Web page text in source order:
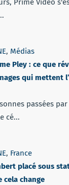
Prime Vidéo
, Médias
Pley : ce que
qui mettent
passées par
cé...
, France
placé sous
cela change